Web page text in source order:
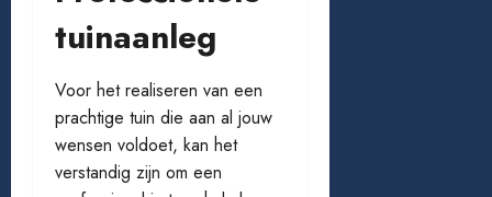
tuinaanleg
Voor het realiseren van een
prachtige tuin die aan al jouw
wensen voldoet, kan het
verstandig zijn om een